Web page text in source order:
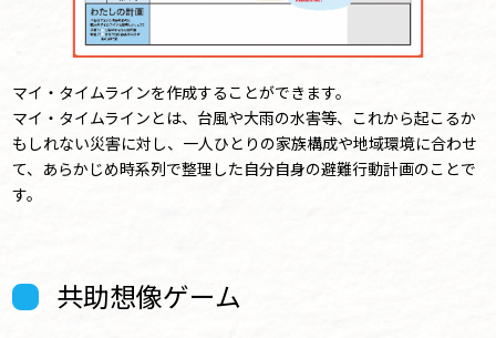
マイ・タイムラインを作成することができます。
マイ・タイムラインとは、台風や大雨の水害等、これから起こるか
もしれない災害に対し、一人ひとりの家族構成や地域環境に合わせ
て、あらかじめ時系列で整理した自分自身の避難行動計画のことで
す。
共助想像ゲーム